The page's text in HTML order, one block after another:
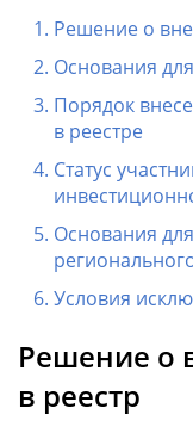
Решение о
Основания
Порядок
в реестре
Статус
Основания
Условия
Решение о
в реестр